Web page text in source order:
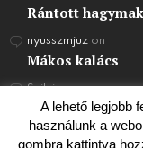
Rántott
nyusszmjuz on
Mákos kalács
Szilvion
Joghurt Torta
A lehető legjobb
használunk a
gombra kattintva